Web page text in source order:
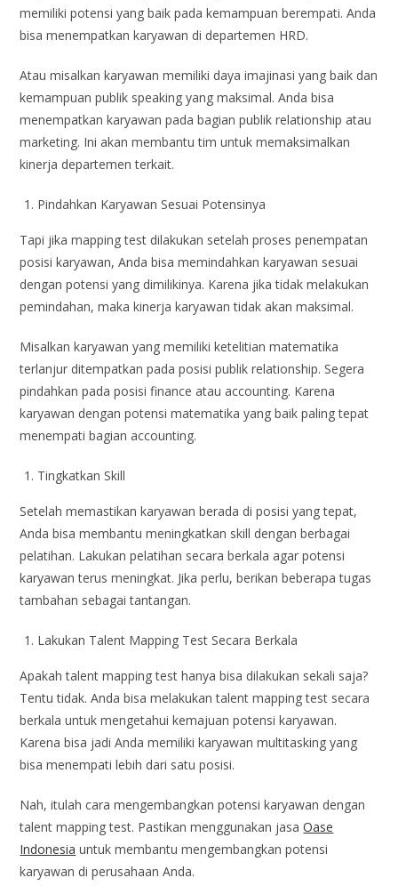
memiliki potensi yang baik pada kemampuan berempati. Anda
bisa menempatkan karyawan di departemen HRD.
Atau misalkan karyawan memiliki daya imajinasi yang baik dan
kemampuan publik speaking yang maksimal. Anda bisa
menempatkan karyawan pada bagian publik relationship atau
marketing. Ini akan membantu tim untuk memaksimalkan
kinerja departemen terkait.
Pindahkan Karyawan Sesuai Potensinya
Tapi jika mapping test dilakukan setelah proses penempatan
posisi karyawan, Anda bisa memindahkan karyawan sesuai
dengan potensi yang dimilikinya. Karena jika tidak melakukan
pemindahan, maka kinerja karyawan tidak akan maksimal.
Misalkan karyawan yang memiliki ketelitian matematika
terlanjur ditempatkan pada posisi publik relationship. Segera
pindahkan pada posisi finance atau accounting. Karena
karyawan dengan potensi matematika yang baik paling tepat
menempati bagian accounting.
Tingkatkan Skill
Setelah memastikan karyawan berada di posisi yang tepat,
Anda bisa membantu meningkatkan skill dengan berbagai
pelatihan. Lakukan pelatihan secara berkala agar potensi
karyawan terus meningkat. Jika perlu, berikan beberapa tugas
tambahan sebagai tantangan.
Lakukan Talent Mapping Test Secara Berkala
Apakah talent mapping test hanya bisa dilakukan sekali saja?
Tentu tidak. Anda bisa melakukan talent mapping test secara
berkala untuk mengetahui kemajuan potensi karyawan.
Karena bisa jadi Anda memiliki karyawan multitasking yang
bisa menempati lebih dari satu posisi.
Nah, itulah cara mengembangkan potensi karyawan dengan
talent mapping test. Pastikan menggunakan jasaOase
Indonesia untuk membantu mengembangkan potensi
karyawan di perusahaan Anda.